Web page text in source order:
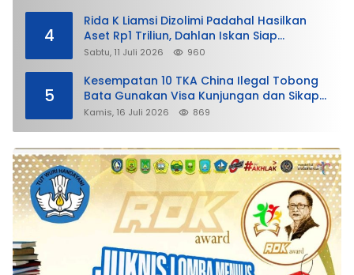
4
Rida K Liamsi Dizolimi Padahal Hasilkan
Aset Rp1 Triliun, Dahlan Iskan Siap
Membela
Sabtu, 11 Juli 2026 960
5
Kesempatan 10 TKA China Ilegal Tobong
Bata Gunakan Visa Kunjungan dan Sikap
Lunak Ditjen Imigrasi Kepri?
Kamis, 16 Juli 2026 869